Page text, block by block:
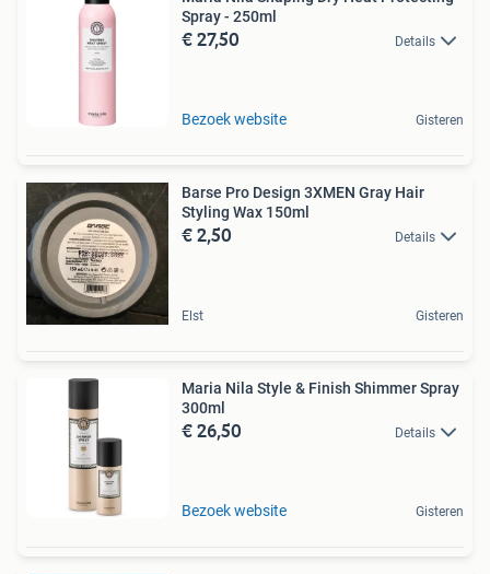
Spray - 250ml
€ 27,50 Details
Bezoek website Gisteren
Barse Pro Design 3XMEN Gray Hair
Styling Wax 150ml
€ 2,50 Details
Elst Gisteren
Maria Nila Style & Finish Shimmer Spray
300ml
€ 26,50 Details
Bezoek website Gisteren